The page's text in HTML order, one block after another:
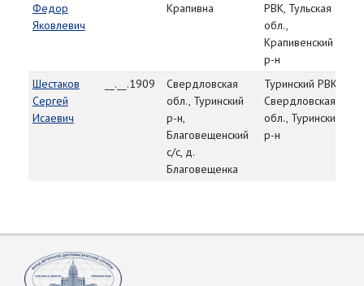
Федор
Яковлевич
Крапивна
РВК, Тульская
обл.,
Крапивенский
р-н
Шестаков
Сергей
Исаевич
__.__.1909
Свердловская
обл., Туринский
р-н,
Благовещенский
с/с, д.
Благовещенка
Туринский РВК,
Свердловская
обл., Туринский
р-н